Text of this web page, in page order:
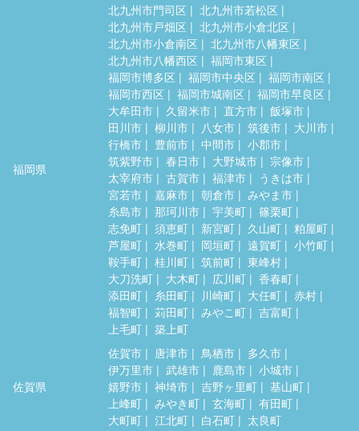
福岡県
北九州市門司区
北九州市若松区
北九州市戸畑区
北九州市小倉北区
北九州市小倉南区
北九州市八幡東区
北九州市八幡西区
福岡市東区
福岡市博多区
福岡市中央区
福岡市南区
福岡市西区
福岡市城南区
福岡市早良区
大牟田市
久留米市 直方市
飯塚市
田川市
柳川市 八女市 筑後市
大川市
行橋市
豊前市 中間市
小郡市
筑紫野市
春日市 大野城市
宗像市
太宰府市
古賀市 福津市
うきは市
宮若市
嘉麻市 朝倉市
みやま市
糸島市
那珂川市 宇美町
篠栗町
志免町
須恵町 新宮町 久山町
粕屋町
芦屋町
水巻町 岡垣町 遠賀町
小竹町
鞍手町
桂川町 筑前町
東峰村
大刀洗町
大木町 広川町
香春町
添田町
糸田町 川崎町 大任町
赤村
福智町
苅田町 みやこ町
吉富町
上毛町
築上町
佐賀県
佐賀市 唐津市 鳥栖市
多久市
伊万里市
武雄市 鹿島市
小城市
嬉野市
神埼市 吉野ヶ里町
基山町
上峰町
みやき町 玄海町
有田町
大町町
江北町 白石町 太良町